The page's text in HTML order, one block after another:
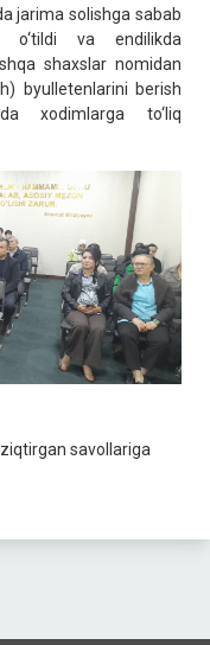
jarima solishga sabab
o‘tildi va endilikda
shaxslar nomidan
byulletenlarini berish
xodimlarga to‘liq
savollariga